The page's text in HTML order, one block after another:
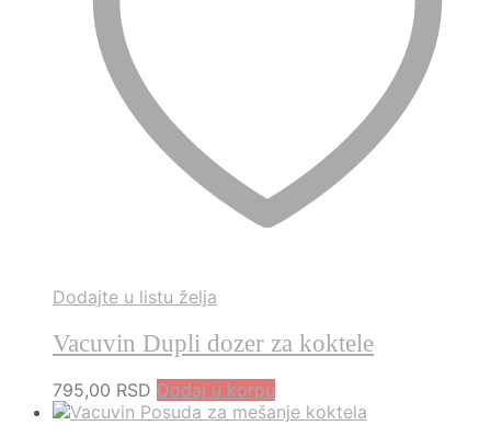
Dodajte u listu želja
Vacuvin Dupli dozer za koktele
795,00 RSD Dodaj u korpu